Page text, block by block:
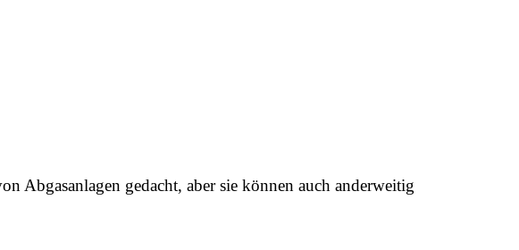
Abgasanlagen gedacht, aber sie können auch anderweitig